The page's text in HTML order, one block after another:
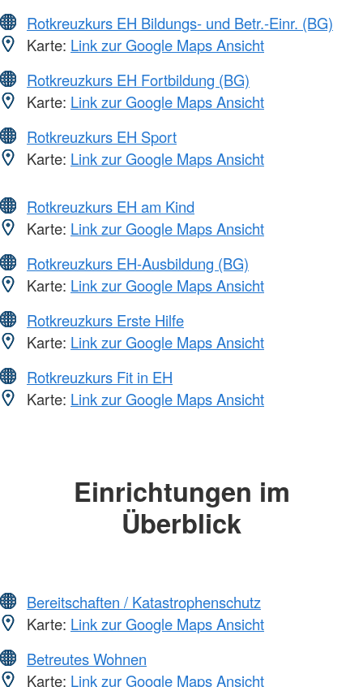
Rotkreuzkurs EH Bildungs- und Betr.-Einr. (BG)
Karte: Link zur Google Maps Ansicht
Rotkreuzkurs EH Fortbildung (BG)
Karte: Link zur Google Maps Ansicht
Rotkreuzkurs EH Sport
Karte: Link zur Google Maps Ansicht
Rotkreuzkurs EH am Kind
Karte: Link zur Google Maps Ansicht
Rotkreuzkurs EH-Ausbildung (BG)
Karte: Link zur Google Maps Ansicht
Rotkreuzkurs Erste Hilfe
Karte: Link zur Google Maps Ansicht
Rotkreuzkurs Fit in EH
Karte: Link zur Google Maps Ansicht
Einrichtungen im
Überblick
Bereitschaften / Katastrophenschutz
Karte: Link zur Google Maps Ansicht
Betreutes Wohnen
Karte: Link zur Google Maps Ansicht